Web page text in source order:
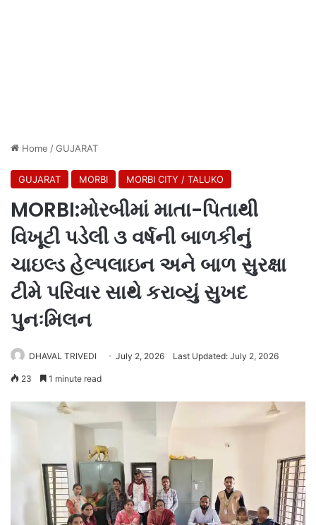
Home /GUJARAT
GUJARAT MORBI MORBI CITY / TALUKO
MORBI:મોરબીમાં માતા-પિતાથી
વિખૂટી પડેલી ૩ વર્ષની બાળકીનું
ચાઇલ્ડ હેલ્પલાઇન અને બાળ સુરક્ષા
ટીમે પરિવાર સાથે કરાવ્યું સુખદ
પુનઃમિલન
DHAVAL TRIVEDI July 2, 2026 Last Updated: July 2, 2026
23 1 minute read